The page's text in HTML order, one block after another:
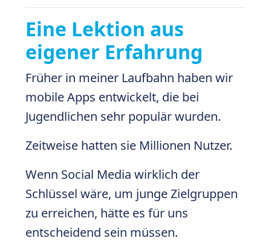
Eine Lektion aus
eigener Erfahrung
Früher in meiner Laufbahn haben wir
mobile Apps entwickelt, die bei
Jugendlichen sehr populär wurden.
Zeitweise hatten sie Millionen Nutzer.
Wenn Social Media wirklich der
Schlüssel wäre, um junge Zielgruppen
zu erreichen, hätte es für uns
entscheidend sein müssen.